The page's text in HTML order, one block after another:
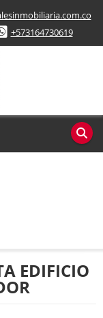
+573164730619
EDIFICIO